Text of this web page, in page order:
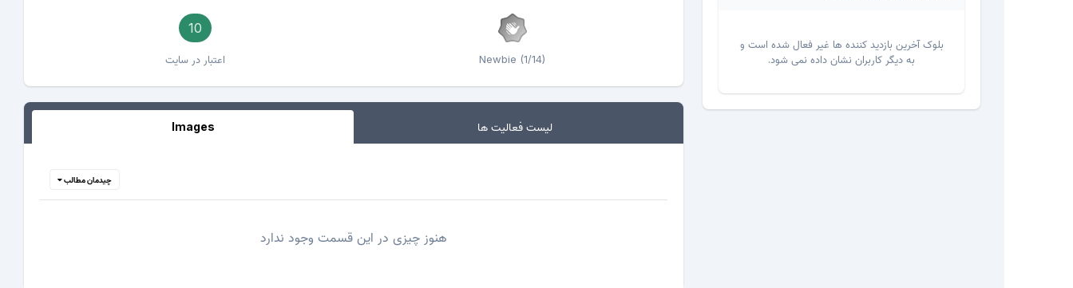
بلوک آخرین بازدید کننده ها غیر فعال شده است و
به دیگر کاربران نشان داده نمی شود.
Newbie (1/14)
10
اعتبار در سایت
لیست فعالیت ها Images
چیدمان مطالب
هنوز چیزی در این قسمت وجود ندارد